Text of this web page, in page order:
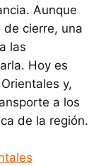
Aunque
cierre, una
las
Hoy es
y,
a los
de la región.